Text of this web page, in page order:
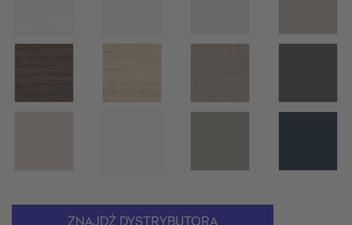
ZNAJDŹ DYSTRYBUTORA